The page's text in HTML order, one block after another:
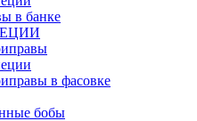
в банке
в фасовке
бобы